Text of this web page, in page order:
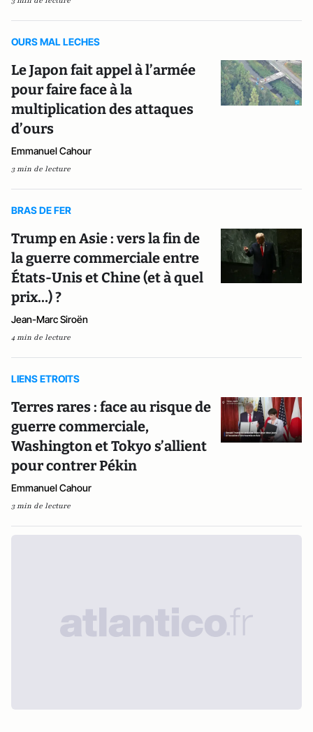
OURS MAL LECHES
Le Japon fait appel à l’armée
pour faire face à la
multiplication des attaques
d’ours
Emmanuel Cahour
3 min de lecture
BRAS DE FER
Trump en Asie : vers la fin de
la guerre commerciale entre
États-Unis et Chine (et à quel
prix…) ?
Jean-Marc Siroën
4 min de lecture
LIENS ETROITS
Terres rares : face au risque de
guerre commerciale,
Washington et Tokyo s’allient
pour contrer Pékin
Emmanuel Cahour
3 min de lecture